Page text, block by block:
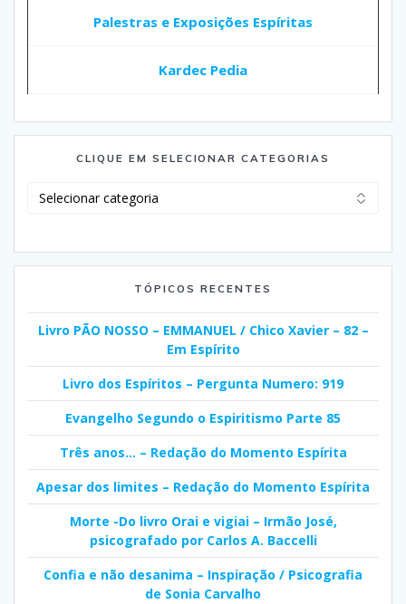
Palestras e Exposições Espíritas
Kardec Pedia
CLIQUE EM SELECIONAR CATEGORIAS
Categorias
TÓPICOS RECENTES
Livro PÃO NOSSO – EMMANUEL / Chico Xavier – 82 –
Em Espírito
Livro dos Espíritos – Pergunta Numero: 919
Evangelho Segundo o Espiritismo Parte 85
Três anos… – Redação do Momento Espírita
Apesar dos limites – Redação do Momento Espírita
Morte -Do livro Orai e vigiai – Irmão José,
psicografado por Carlos A. Baccelli
Confia e não desanima – Inspiração / Psicografia
de Sonia Carvalho